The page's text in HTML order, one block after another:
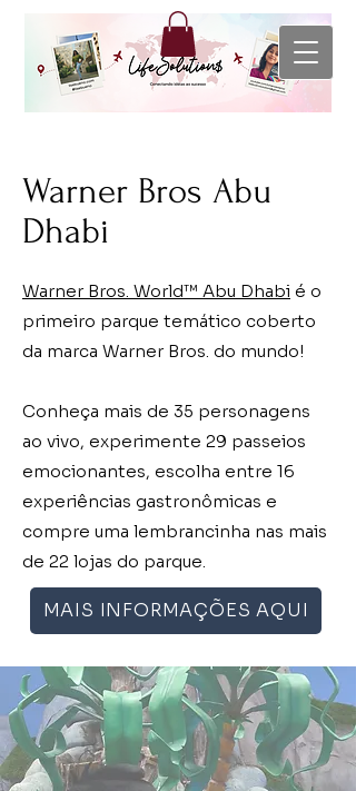
Warner Bros Abu
Dhabi
Warner Bros. World™ Abu Dhabi é o
primeiro parque temático coberto
da marca Warner Bros. do mundo!
Conheça mais de 35 personagens
ao vivo, experimente 29 passeios
emocionantes, escolha entre 16
experiências gastronômicas e
compre uma lembrancinha nas mais
de 22 lojas do parque.
MAIS INFORMAÇÕES AQUI